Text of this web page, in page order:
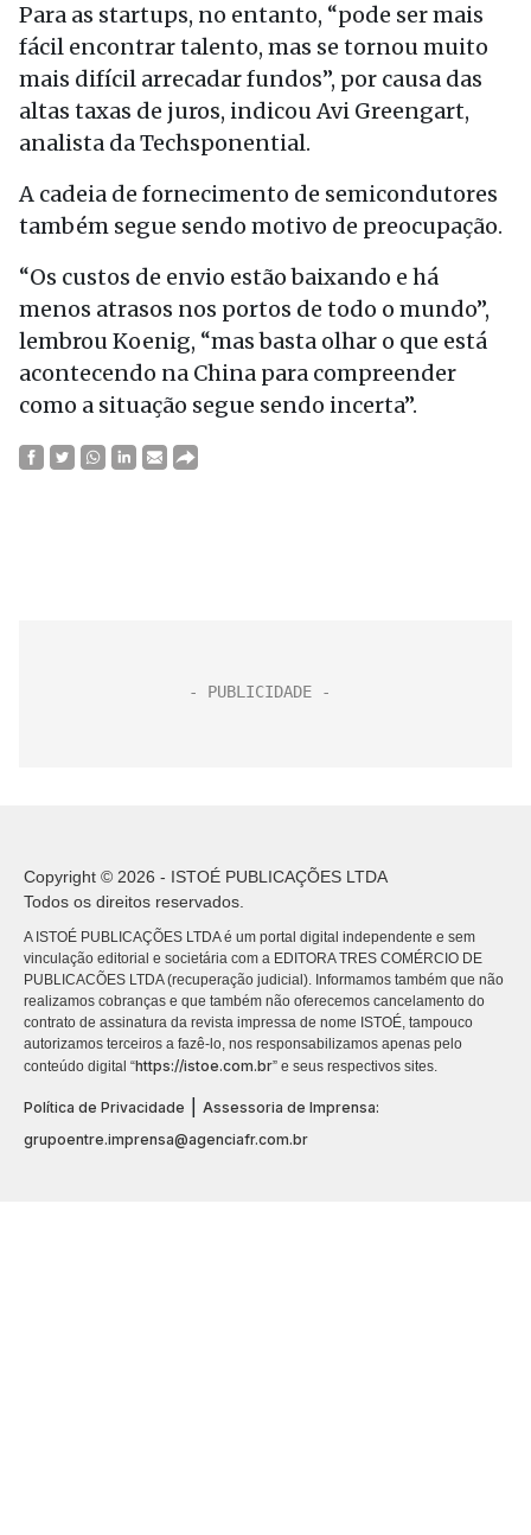
Para as startups, no entanto, “pode ser mais
fácil encontrar talento, mas se tornou muito
mais difícil arrecadar fundos”, por causa das
altas taxas de juros, indicou Avi Greengart,
analista da Techsponential.
A cadeia de fornecimento de semicondutores
também segue sendo motivo de preocupação.
“Os custos de envio estão baixando e há
menos atrasos nos portos de todo o mundo”,
lembrou Koenig, “mas basta olhar o que está
acontecendo na China para compreender
como a situação segue sendo incerta”.
Copyright © 2026 - ISTOÉ PUBLICAÇÕES LTDA
Todos os direitos reservados.
A ISTOÉ PUBLICAÇÕES LTDA é um portal digital independente e sem
vinculação editorial e societária com a EDITORA TRES COMÉRCIO DE
PUBLICACÕES LTDA (recuperação judicial). Informamos também que não
realizamos cobranças e que também não oferecemos cancelamento do
contrato de assinatura da revista impressa de nome ISTOÉ, tampouco
autorizamos terceiros a fazê-lo, nos responsabilizamos apenas pelo
conteúdo digital “https://istoe.com.br” e seus respectivos sites.
Política de Privacidade
Assessoria de Imprensa:
grupoentre.imprensa@agenciafr.com.br